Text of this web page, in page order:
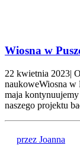
Wiosna w
22 kwietnia 2023|
naukoweWiosna w
maja
naszego projektu
przez Joanna